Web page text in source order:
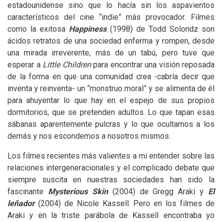
estadounidense sino que lo hacía sin los aspavientos
característicos del cine “indie” más provocador. Filmes
como la exitosa Happiness(1998) de Todd Solondz son
ácidos retratos de una sociedad enferma y rompen, desde
una mirada irreverente, más de un tabú, pero tuve que
esperar aLittle Childrenpara encontrar una visión reposada
de la forma en que una comunidad crea -cabría decir que
inventa y reinventa- un “monstruo moral” y se alimenta de él
para ahuyentar lo que hay en el espejo de sus propios
dormitorios, que se pretenden adultos. Lo que tapan esas
sábanas aparentemente pulcras y lo que ocultamos a los
demás y nos escondemos a nosotros mismos.
Los filmes recientes más valientes a mi entender sobre las
relaciones intergeneracionales y el complicado debate que
siempre suscita en nuestras sociedades han sido la
fascinante Mysterious Skin(2004) de Gregg Araki y El
leñador(2004) de Nicole Kassell. Pero en los filmes de
Araki y en la triste parábola de Kassell encontraba yo